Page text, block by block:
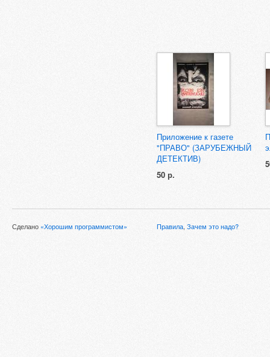
Приложение к газете
"ПРАВО" (ЗАРУБЕЖНЫЙ
ДЕТЕКТИВ)
50 р.
Сделано «Хорошим программистом» Правила, Зачем это надо?